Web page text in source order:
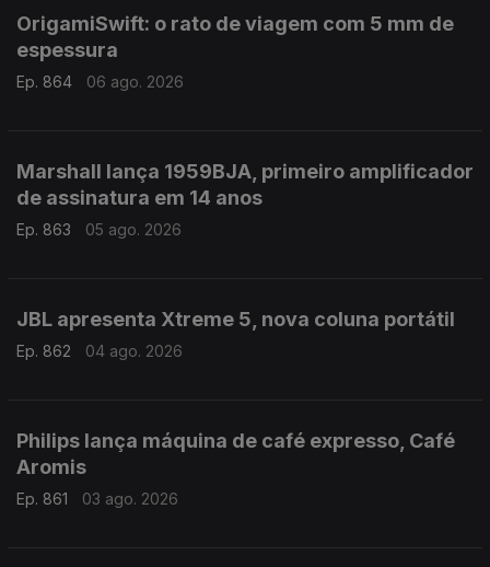
OrigamiSwift: o rato de viagem com 5 mm de
espessura
Ep. 864 06 ago. 2026
Marshall lança 1959BJA, primeiro amplificador
de assinatura em 14 anos
Ep. 863 05 ago. 2026
JBL apresenta Xtreme 5, nova coluna portátil
Ep. 862 04 ago. 2026
Philips lança máquina de café expresso, Café
Aromis
Ep. 861 03 ago. 2026